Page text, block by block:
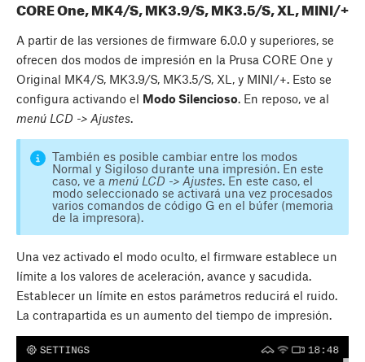
CORE One, MK4/S, MK3.9/S, MK3.5/S, XL, MINI/+
A partir de las versiones de firmware 6.0.0 y superiores, se
ofrecen dos modos de impresión en la Prusa CORE One y
Original MK4/S, MK3.9/S, MK3.5/S, XL, y MINI/+. Esto se
configura activando el Modo Silencioso. En reposo, ve al
menú LCD -> Ajustes.
También es posible cambiar entre los modos
Normal y Sigiloso durante una impresión. En este
caso, ve a menú LCD -> Ajustes. En este caso, el
modo seleccionado se activará una vez procesados
varios comandos de código G en el búfer (memoria
de la impresora).
Una vez activado el modo oculto, el firmware establece un
límite a los valores de aceleración, avance y sacudida.
Establecer un límite en estos parámetros reducirá el ruido.
La contrapartida es un aumento del tiempo de impresión.